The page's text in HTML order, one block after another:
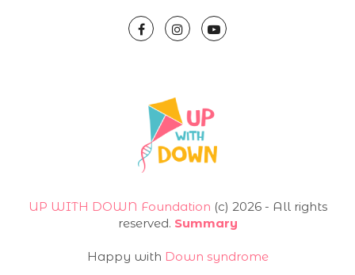
UP WITH DOWN Foundation (с) 2026 - All rights
reserved. Summary
Happy with Down syndrome